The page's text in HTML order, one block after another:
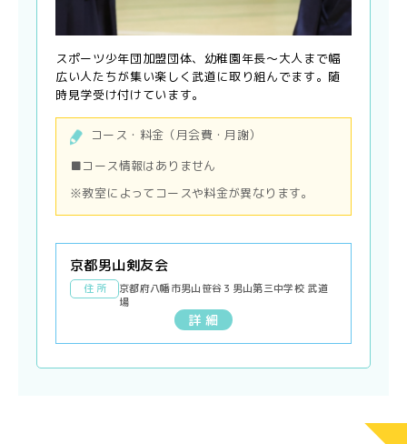
スポーツ少年団加盟団体、幼稚園年長〜大人まで幅
広い人たちが集い楽しく武道に取り組んでます。随
時見学受け付けています。
コース・料金（月会費・月謝）
■コース情報はありません
※教室によってコースや料金が異なります。
京都男山剣友会
住 所
京都府八幡市男山笹谷３男山第三中学校 武道
場
詳 細